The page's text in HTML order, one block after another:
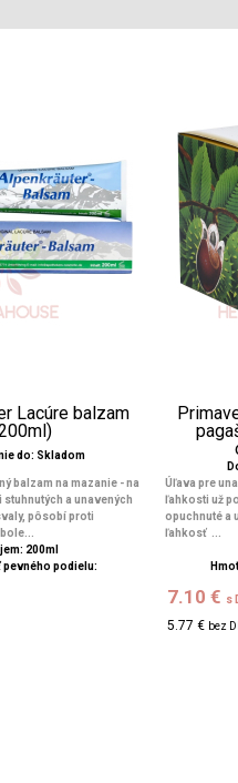
Lacúre balzam
do: Skladom
balzam na mazanie - na
a unavených
pôsobí proti
200ml
pevného podielu:
Úľava pre
ľahkosti už
opuchnuté a
ľahkosť ...
7.10 € s
5.77 € bez